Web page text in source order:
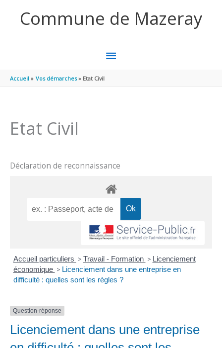
Commune de Mazeray
MENU
PRINCIPAL
Accueil Vos démarches Etat Civil
Etat Civil
Déclaration de reconnaissance
Accueil particuliers > Travail - Formation > Licenciement
économique > Licenciement dans une entreprise en
difficulté : quelles sont les règles ?
Question-réponse
Licenciement dans une entreprise